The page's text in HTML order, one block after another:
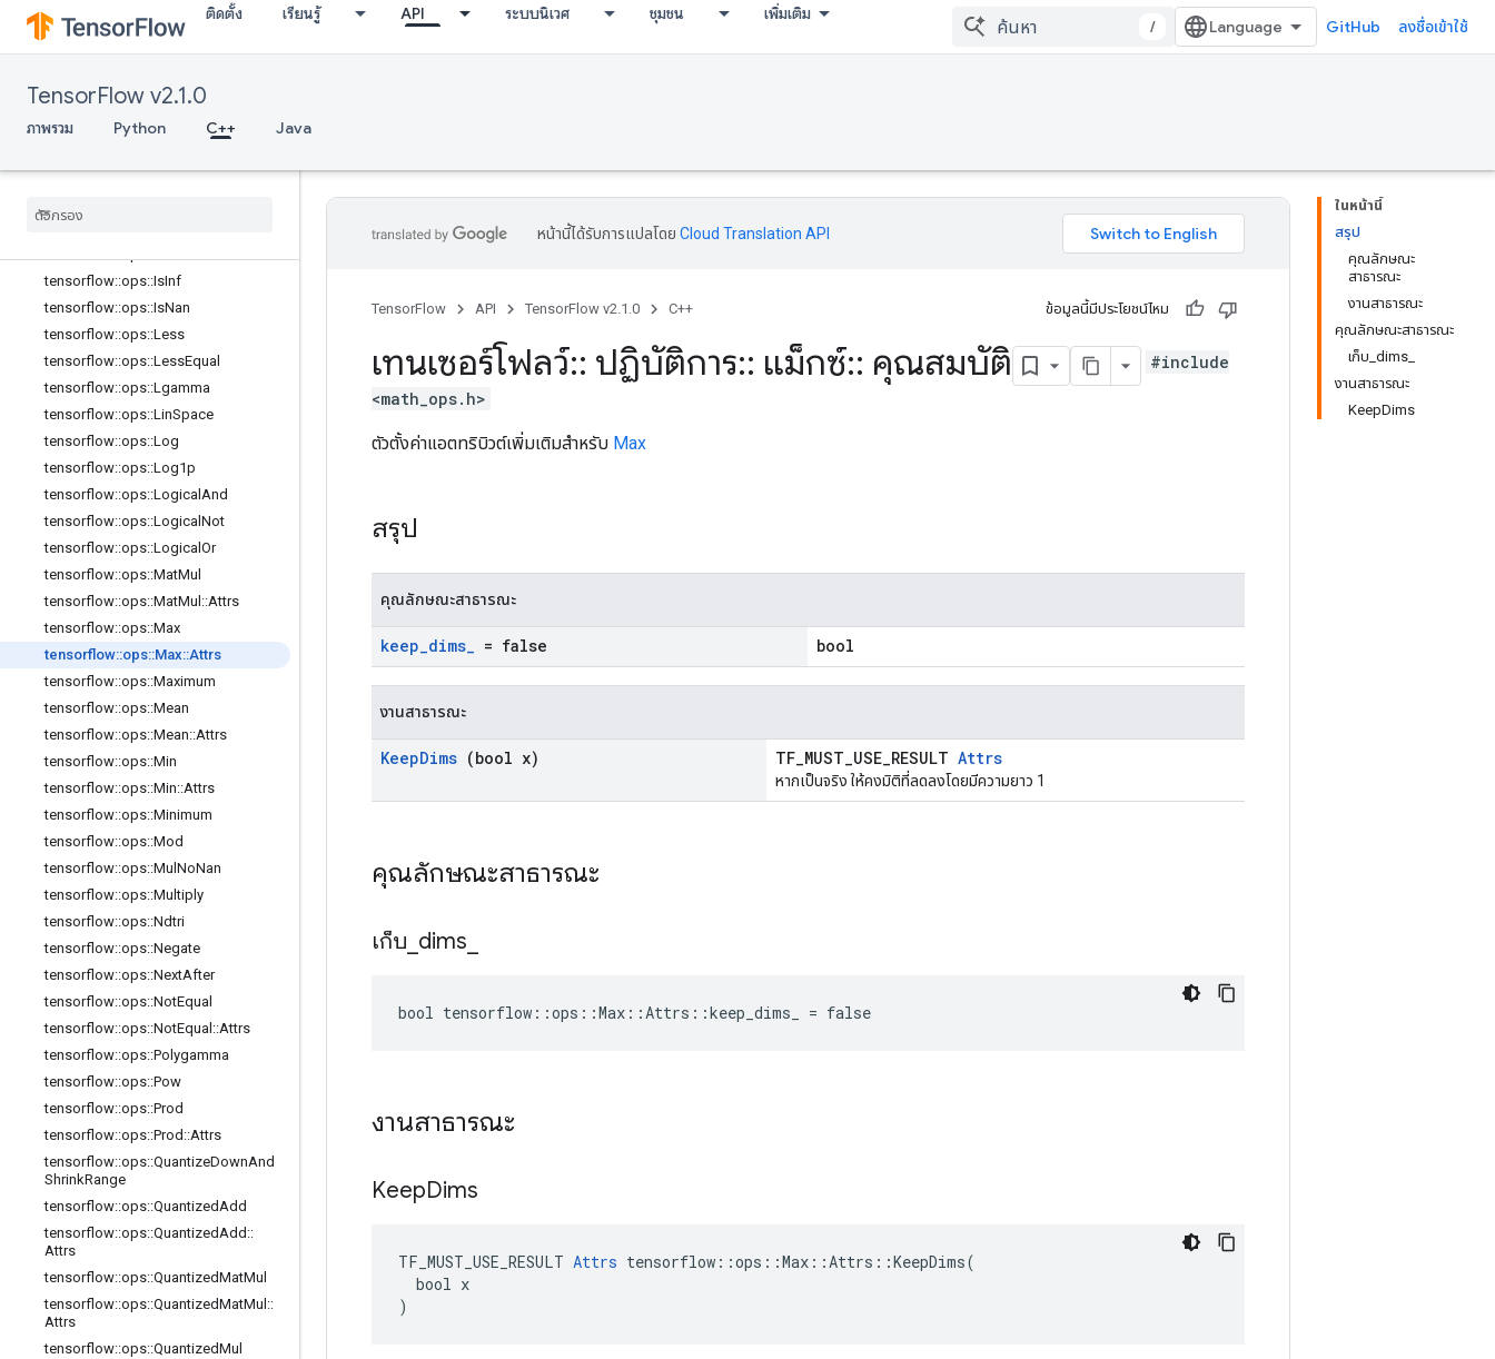
ติดตั้ง เรียนรู้ API ระบบนิเวศ ชุมชน เพิ่มเติม
/ GitHub ลงชื่อเข้าใช้
TensorFlow v2.1.0
ภาพรวม Python C++ Java
tensorflow::ops::GreaterEqual
tensorflow::ops::HistogramFixedWid
th
th::Attrs
tensorflow::ops::Igamma
tensorflow::ops::Imag
tensorflow::ops::IsInf
tensorflow::ops::IsNan
tensorflow::ops::Less
tensorflow::ops::LessEqual
tensorflow::ops::Lgamma
tensorflow::ops::LinSpace
tensorflow::ops::Log
tensorflow::ops::Log1p
tensorflow::ops::Logical And
tensorflow::ops::Logical Not
tensorflow::ops::Logical Or
tensorflow::ops::MatMul
tensorflow::ops::MatMul ::Attrs
tensorflow::ops::Max
tensorflow::ops::Max::Attrs
tensorflow::ops::Maximum
tensorflow::ops::Mean
tensorflow::ops::Mean::Attrs
tensorflow::ops::Min
tensorflow::ops::Min::Attrs
tensorflow::ops::Minimum
tensorflow::ops::Mod
tensorflow::ops::Mul NoNan
tensorflow::ops::Multiply
tensorflow::ops::Ndtri
tensorflow::ops::Negate
tensorflow::ops::NextAfter
tensorflow::ops::NotEqual
tensorflow::ops::NotEqual ::Attrs
tensorflow::ops::Polygamma
tensorflow::ops::Pow
tensorflow::ops::Prod
tensorflow::ops::Prod ::Attrs
tensorflow::ops::QuantizeDownAnd
ShrinkRange
tensorflow::ops::QuantizedAdd
tensorflow::ops::QuantizedAdd ::
Attrs
tensorflow::ops::QuantizedMatMul
tensorflow::ops::QuantizedMatMul ::
Attrs
tensorflow::ops::QuantizedMul
ในหน้านี้
สรุป
คุณลักษณะ
สาธารณะ
งานสาธารณะ
คุณลักษณะสาธารณะ
เก็บ_dims_
งานสาธารณะ
KeepDims
หน้านี้ได้รับการแปลโดย Cloud Translation API
TensorFlow API TensorFlow v2.1.0 C++ ข้อมูลนี้มีประโยชน์ไหม
เทนเซอร์โฟลว์:: ปฏิบัติการ:: แม็กซ์:: คุณสมบัติ
#include
<math_ops.h>
ตัวตั้งค่าแอตทริบิวต์เพิ่มเติมสำหรับ Max
สรุป
คุณลักษณะสาธารณะ
keep_dims_ = false bool
งานสาธารณะ
KeepDims (bool x) TF_MUST_USE_RESULT Attrs
หากเป็นจริง ให้คงมิติที่ลดลงโดยมีความยาว 1
คุณลักษณะสาธารณะ
เก็บ dims
bool tensorflow::ops::Max::Attrs::keep_dims_ = false
งานสาธารณะ
KeepDims
TF_MUST_USE_RESULT Attrs tensorflow::ops::Max::Attrs::KeepDims(
  bool x
)